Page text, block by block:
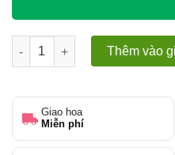
Khúc Hát Từ Những Hoa
Thêm vào
Giao hoa
Miễn phí